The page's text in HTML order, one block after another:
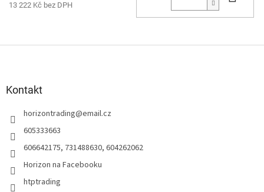
13 222 Kč bez DPH
Kontakt
horizontrading@email.cz
605333663
606642175, 731488630, 604262062
Horizon na Facebooku
htptrading